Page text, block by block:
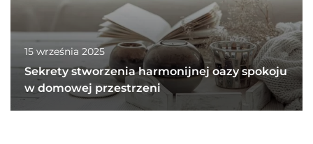
15 września 2025
Sekrety stworzenia harmonijnej oazy spokoju
w domowej przestrzeni